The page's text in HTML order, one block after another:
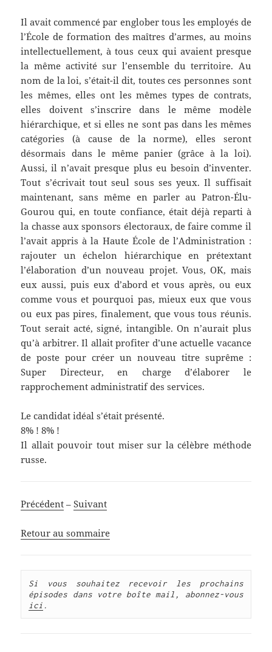
Il avait commencé par englober tous les employés de
l’École de formation des maîtres d’armes, au moins
intellectuellement, à tous ceux qui avaient presque
la même activité sur l’ensemble du territoire. Au
nom de la loi, s’était-il dit, toutes ces personnes sont
les mêmes, elles ont les mêmes types de contrats,
elles doivent s’inscrire dans le même modèle
hiérarchique, et si elles ne sont pas dans les mêmes
catégories (à cause de la norme), elles seront
désormais dans le même panier (grâce à la loi).
Aussi, il n’avait presque plus eu besoin d’inventer.
Tout s’écrivait tout seul sous ses yeux. Il suffisait
maintenant, sans même en parler au Patron-Élu-
Gourou qui, en toute confiance, était déjà reparti à
la chasse aux sponsors électoraux, de faire comme il
l’avait appris à la Haute École de l’Administration :
rajouter un échelon hiérarchique en prétextant
l’élaboration d’un nouveau projet. Vous, OK, mais
eux aussi, puis eux d’abord et vous après, ou eux
comme vous et pourquoi pas, mieux eux que vous
ou eux pas pires, finalement, que vous tous réunis.
Tout serait acté, signé, intangible. On n’aurait plus
qu’à arbitrer. Il allait profiter d’une actuelle vacance
de poste pour créer un nouveau titre suprême :
Super Directeur, en charge d’élaborer le
rapprochement administratif des services.
Le candidat idéal s’était présenté.
8% ! 8% !
Il allait pouvoir tout miser sur la célèbre méthode
russe.
Précédent –Suivant
Retour au sommaire
Si vous souhaitez recevoir les prochains
épisodes dans votre boîte mail, abonnez-vous
ici .